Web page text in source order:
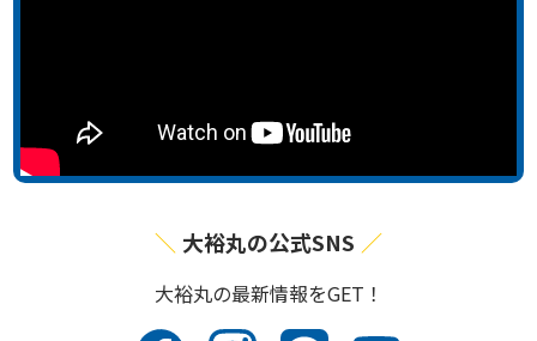
大裕丸の公式SNS
⼤裕丸の最新情報をGET！